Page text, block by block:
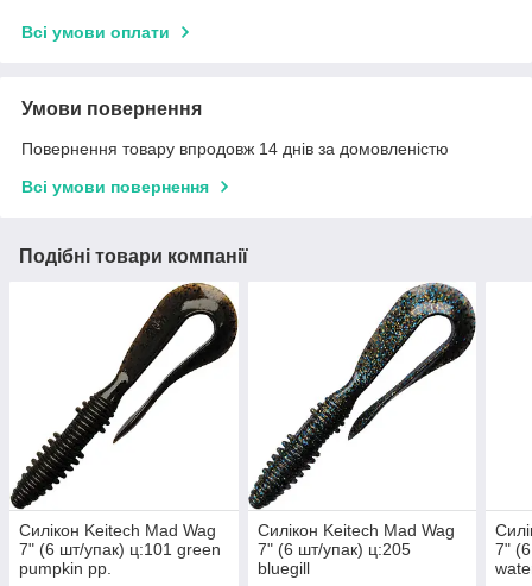
Всі умови оплати
Умови повернення
Повернення товару впродовж 14 днів за домовленістю
Всі умови повернення
Подібні товари компанії
Силікон Keitech Mad Wag
7" (6 шт/упак) ц:101 green
pumpkin pp.
Силікон Keitech Mad Wag
7" (6 шт/упак) ц:205
bluegill
7"